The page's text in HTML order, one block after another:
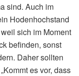
sind. Auch im
Hodenhochstand
sich im Moment
befinden, sonst
Daher sollten
es vor, dass